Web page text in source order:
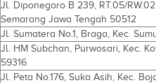
Jl. Diponegoro B 239, RT.05/
Semarang Jawa Tengah 50512
Jl. Sumatera No.1, Braga, Kec.
Jl. HM Subchan, Purwosari, Kec.
59316
Jl. Peta No.176, Suka Asih, Kec.